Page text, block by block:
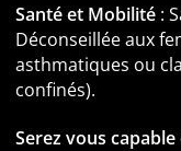
Santé et Mobilité :
Déconseillée aux
asthmatiques ou
confinés).
Serez vous